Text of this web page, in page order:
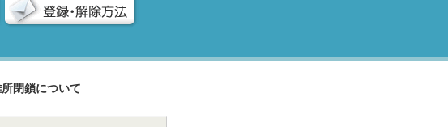
閉鎖について